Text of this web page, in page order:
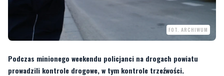
FOT. ARCHIWUM
Podczas minionego weekendu policjanci na drogach powiatu
prowadzili kontrole drogowe, w tym kontrole trzeźwości.